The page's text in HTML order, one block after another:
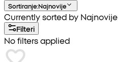
Sortiranje:Najnovije
Currently sorted by Najnovije
Filteri
No filters applied